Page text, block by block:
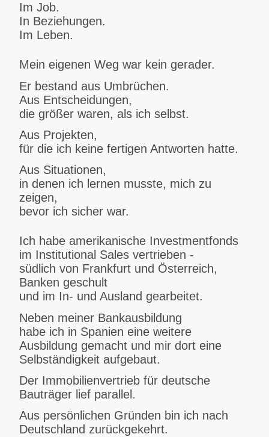
Im Job.
In Beziehungen.
Im Leben.
Mein eigenen Weg war kein gerader.
Er bestand aus Umbrüchen.
Aus Entscheidungen,
die größer waren, als ich selbst.
Aus Projekten,
für die ich keine fertigen Antworten hatte.
Aus Situationen,
in denen ich lernen musste, mich zu
zeigen,
bevor ich sicher war.
Ich habe amerikanische Investmentfonds
im Institutional Sales vertrieben -
südlich von Frankfurt und Österreich,
Banken geschult
und im In- und Ausland gearbeitet.
Neben meiner Bankausbildung
habe ich in Spanien eine weitere
Ausbildung gemacht und mir dort eine
Selbständigkeit aufgebaut.
Der Immobilienvertrieb für deutsche
Bauträger lief parallel.
Aus persönlichen Gründen bin ich nach
Deutschland zurückgekehrt.